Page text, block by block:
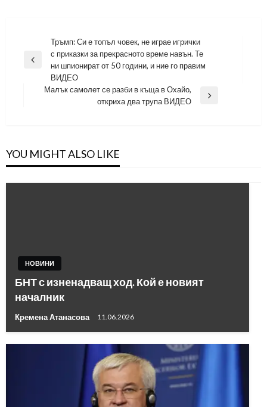
Навигация
Previous
Тръмп: Си е топъл човек, не играе игрички
с приказки за прекрасното време навън. Те
ни шпионират от 50 години, и ние го правим
ВИДЕО
Малък самолет се разби в къща в Охайо,
откриха два трупа ВИДЕО
YOU MIGHT ALSO LIKE
НОВИНИ
БНТ с изнeнадващ ход. Кой е новият
началник
Кремена Атанасова 11.06.2026